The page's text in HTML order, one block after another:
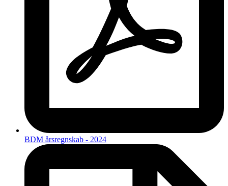
BDM årsregnskab - 2024